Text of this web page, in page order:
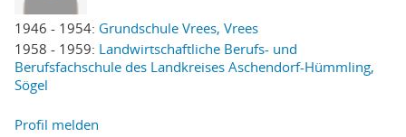
1946 - 1954: Grundschule Vrees, Vrees
1958 - 1959: Landwirtschaftliche Berufs- und
Berufsfachschule des Landkreises Aschendorf-Hümmling,
Sögel
Profil melden